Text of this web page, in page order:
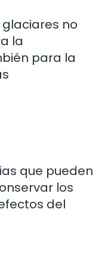
no
la
para la
que pueden
los
del